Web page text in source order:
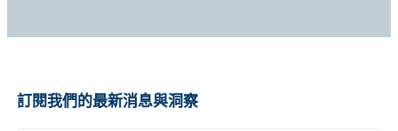
訂閱我們的最新消息與洞察